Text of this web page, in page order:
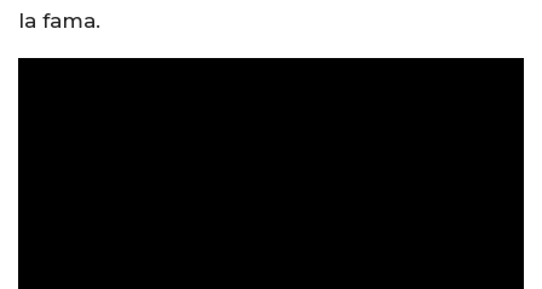
la fama.